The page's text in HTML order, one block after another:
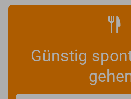
Günstig